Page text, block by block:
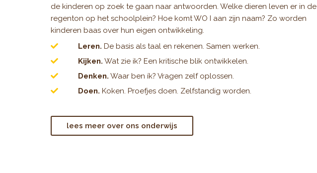
de kinderen op zoek te gaan naar antwoorden. Welke dieren leven er in de
regenton op het schoolplein? Hoe komt WO I aan zijn naam? Zo worden
kinderen baas over hun eigen ontwikkeling.
Leren. De basis als taal en rekenen. Samen werken.
Kijken. Wat zie ik? Een kritische blik ontwikkelen.
Denken. Waar ben ík? Vragen zelf oplossen.
Doen. Koken. Proefjes doen. Zelfstandig worden.
lees meer over ons onderwijs